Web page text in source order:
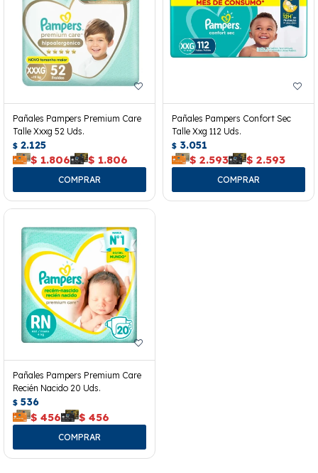
Pañales Pampers Premium Care
Talle Xxxg 52 Uds.
$ 2.125
$ 1.806 $ 1.806
Pañales Pampers Confort Sec
Talle Xxg 112 Uds.
$ 3.051
$ 2.593 $ 2.593
Pañales Pampers Premium Care
Recién Nacido 20 Uds.
$ 536
$ 456 $ 456